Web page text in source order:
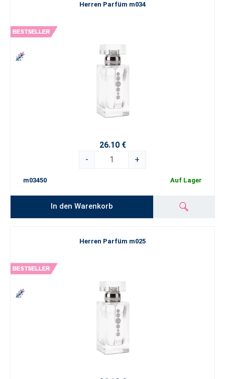
Herren Parfüm m034
26.10 €
-
+
m03450 Auf Lager
In den Warenkorb
Herren Parfüm m025